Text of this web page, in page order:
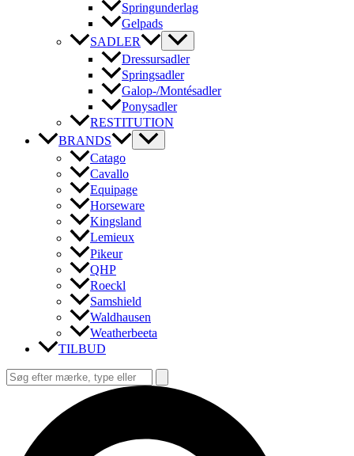
Springunderlag
Gelpads
SADLER
Dressursadler
Springsadler
Galop-/Montésadler
Ponysadler
RESTITUTION
BRANDS
Catago
Cavallo
Equipage
Horseware
Kingsland
Lemieux
Pikeur
QHP
Roeckl
Samshield
Waldhausen
Weatherbeeta
TILBUD
Søg
efter: